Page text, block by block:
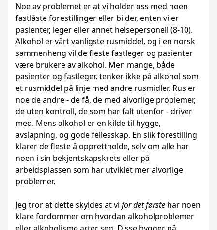
Noe av problemet er at vi holder oss med noen
fastlåste forestillinger eller bilder, enten vi er
pasienter, leger eller annet helsepersonell (8-10).
Alkohol er vårt vanligste rusmiddel, og i en norsk
sammenheng vil de fleste fastleger og pasienter
være brukere av alkohol. Men mange, både
pasienter og fastleger, tenker ikke på alkohol som
et rusmiddel på linje med andre rusmidler. Rus er
noe de andre - de få, de med alvorlige problemer,
de uten kontroll, de som har falt utenfor - driver
med. Mens alkohol er en kilde til hygge,
avslapning, og gode fellesskap. En slik forestilling
klarer de fleste å opprettholde, selv om alle har
noen i sin bekjentskapskrets eller på
arbeidsplassen som har utviklet mer alvorlige
problemer.
Jeg tror at dette skyldes at vi for det første har noen
klare fordommer om hvordan alkoholproblemer